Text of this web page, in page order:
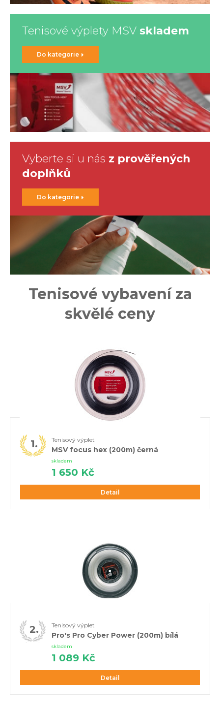
Tenisové výplety MSV skladem
Do kategorie
Vyberte si u nás z prověřených
doplňků
Do kategorie
Tenisové vybavení za
skvělé ceny
Tenisový výplet
MSV focus hex (200m) černá
skladem
1 650 Kč
Detail
Tenisový výplet
Pro's Pro Cyber Power (200m) bílá
skladem
1 089 Kč
Detail